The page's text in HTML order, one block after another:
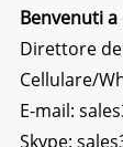
Benvenuti
Direttore
Cellulare/
E-mail:
Skype: